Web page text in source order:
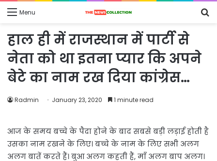
Menu
हाल ही में राजस्थान में पार्टी से
नेता को था इतना प्यार कि अपने
बेटे का नाम रख दिया कांग्रेस…
Radmin January 23, 2020 1 minute read
आज के समय बच्चे के पैदा होने के बाद सबसे बड़ी लड़ाई होती है
उसका नाम रखने के लिए। बच्चे के नाम के लिए सभी अलग
अलग बातें करते हैं। बुआ अलग कहती हैं, माँ अलग बाप अलग।